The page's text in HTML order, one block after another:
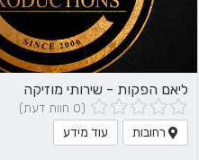
ליאם הפקות - שירותי מוזיקה
(0 חוות דעת)
רחובות עוד מידע